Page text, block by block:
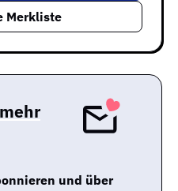
Merkliste
und über